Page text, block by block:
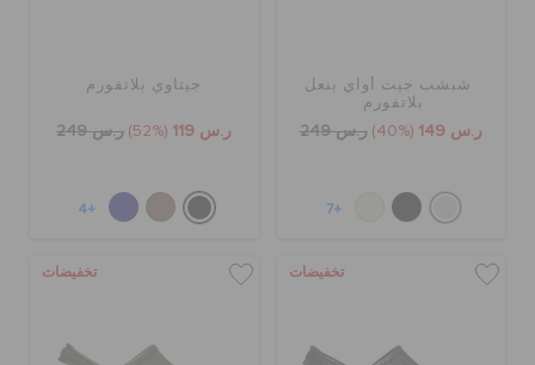
شبشب جيت أواي بنعل
بلاتفورم
ر.س 149 (40%) ر.س 249
+7
جيتاوي بلاتفورم
ر.س 119 (52%) ر.س 249
+4
تخفيضات تخفيضات